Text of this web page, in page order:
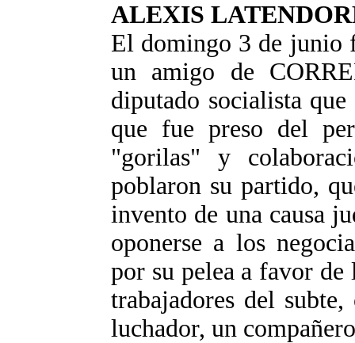
ALEXIS
El domingo 3 de junio
un amigo de
diputado socialista
que fue preso del
"gorilas" y
poblaron su partido,
invento de una causa
oponerse a los
por su pelea a favor de
trabajadores del
luchador, un